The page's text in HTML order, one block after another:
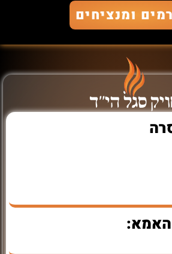
ומנציחים
סגל הי"ד